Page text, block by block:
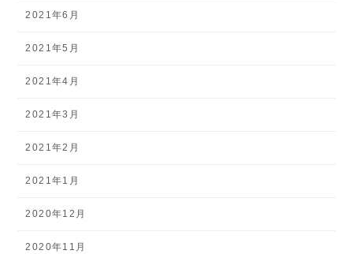
2021年6月
2021年5月
2021年4月
2021年3月
2021年2月
2021年1月
2020年12月
2020年11月